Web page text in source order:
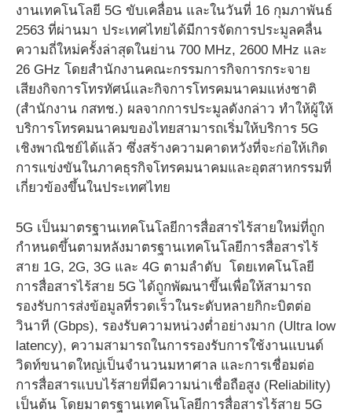
งานเทคโนโลยี 5G ขับเคลื่อน และในวันที่ 16 กุมภาพันธ์
2563 ที่ผ่านมา ประเทศไทยได้มีการจัดการประมูลคลื่น
ความถี่ใหม่ครั้งล่าสุดในย่าน 700 MHz, 2600 MHz และ
26 GHz โดยสำนักงานคณะกรรมการกิจการกระจาย
เสียงกิจการโทรทัศน์และกิจการโทรคมนาคมแห่งชาติ
(สำนักงาน กสทช.) ผลจากการประมูลดังกล่าว ทำให้ผู้ให้
บริการโทรคมนาคมของไทยสามารถเริ่มให้บริการ 5G
เชิงพาณิชย์ได้แล้ว ซึ่งสร้างความคาดหวังที่จะก่อให้เกิด
การแข่งขันในภาคธุรกิจโทรคมนาคมและอุตสาหกรรมที่
เกี่ยวข้องขึ้นในประเทศไทย
5G เป็นมาตรฐานเทคโนโลยีการสื่อสารไร้สายใหม่ที่ถูก
กำหนดขึ้นตามหลังมาตรฐานเทคโนโลยีการสื่อสารไร้
สาย 1G, 2G, 3G และ 4G ตามลำดับ โดยเทคโนโลยี
การสื่อสารไร้สาย 5G ได้ถูกพัฒนาขึ้นเพื่อให้สามารถ
รองรับการส่งข้อมูลที่รวดเร็วในระดับหลายกิกะบิตต่อ
วินาที (Gbps), รองรับความหน่วงต่ำอย่างมาก (Ultra low
latency), ความสามารถในการรองรับการใช้งานแบนด์
วิดท์ขนาดใหญ่เป็นจำนวนมหาศาล และการเชื่อมต่อ
การสื่อสารแบบไร้สายที่มีความน่าเชื่อถือสูง (Reliability)
เป็นต้น โดยมาตรฐานเทคโนโลยีการสื่อสารไร้สาย 5G